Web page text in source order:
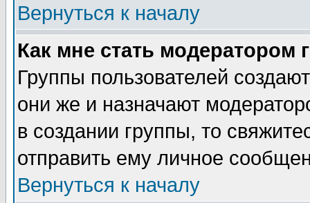
Вернуться к началу
Как мне стать модератором
Группы пользователей
они же и назначают
в создании группы, то
отправить ему личное
Вернуться к началу